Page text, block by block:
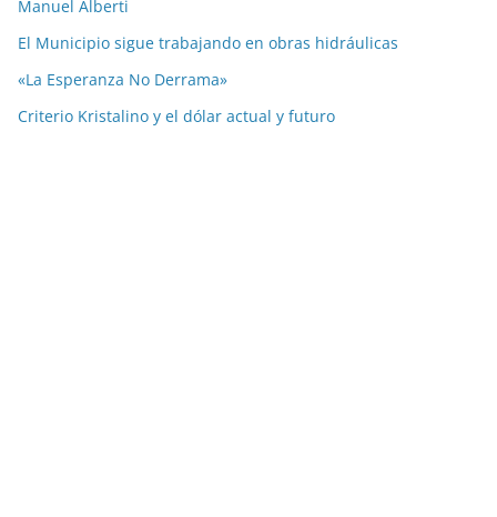
Manuel Alberti
El Municipio sigue trabajando en obras hidráulicas
«La Esperanza No Derrama»
Criterio Kristalino y el dólar actual y futuro